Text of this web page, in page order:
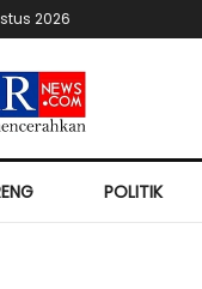
2026
POLITIK